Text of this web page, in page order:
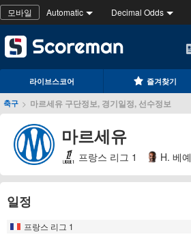
모바일 Automatic Decimal Odds
라이브스코어 즐겨찾기
축구 > 마르세유 구단정보, 경기일정, 선수정보
마르세유
프랑스 리그 1 H. 베예
일정
프랑스 리그 1